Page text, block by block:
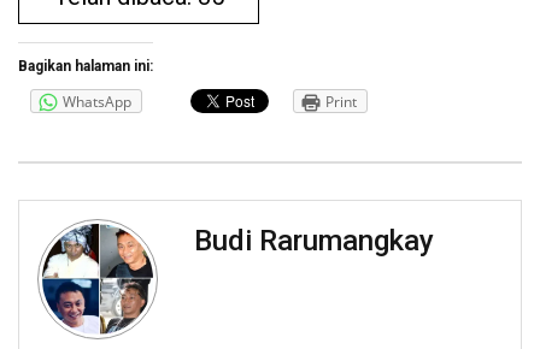
Bagikan halaman ini:
WhatsApp Print
Budi Rarumangkay